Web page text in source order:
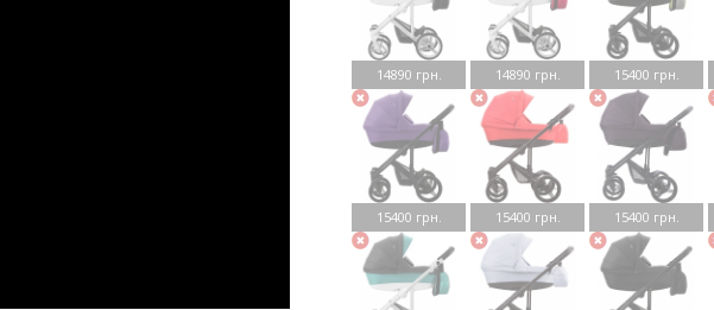
14890 грн. 14890 грн. 15400 грн.
15400 грн. 15400 грн. 15400 грн.